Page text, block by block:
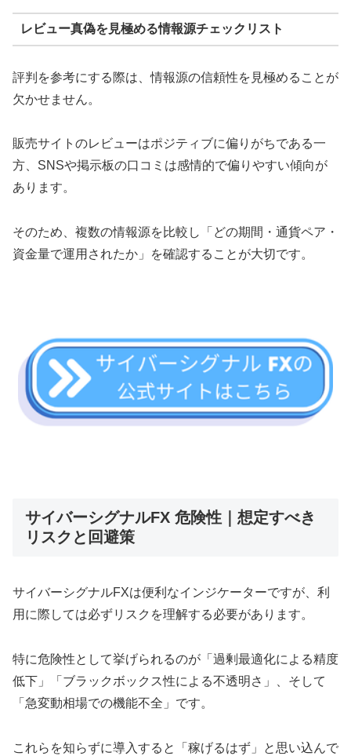
レビュー真偽を見極める情報源チェックリスト
評判を参考にする際は、情報源の信頼性を見極めることが
欠かせません。
販売サイトのレビューはポジティブに偏りがちである一
方、SNSや掲示板の口コミは感情的で偏りやすい傾向が
あります。
そのため、複数の情報源を比較し「どの期間・通貨ペア・
資金量で運用されたか」を確認することが大切です。
サイバーシグナルFX 危険性｜想定すべき
リスクと回避策
サイバーシグナルFXは便利なインジケーターですが、利
用に際しては必ずリスクを理解する必要があります。
特に危険性として挙げられるのが「過剰最適化による精度
低下」「ブラックボックス性による不透明さ」、そして
「急変動相場での機能不全」です。
これらを知らずに導入すると「稼げるはず」と思い込んで